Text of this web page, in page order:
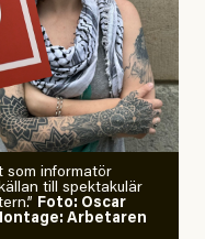
som informatör
till spektakulär
Foto: Oscar
Arbetaren